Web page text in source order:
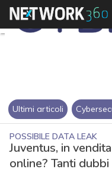
Ultimi articoli
POSSIBILE DATA LEAK
Juventus, in
online? Tanti dubbi